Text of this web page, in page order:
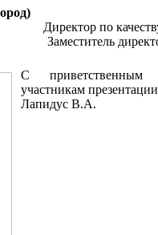
Директор по
С
участникам
Лапидус В.А.